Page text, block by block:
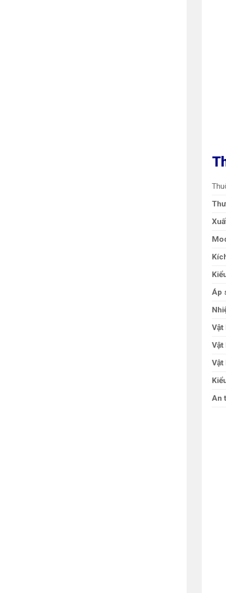
Áp
Vật
Vật
Vật
An